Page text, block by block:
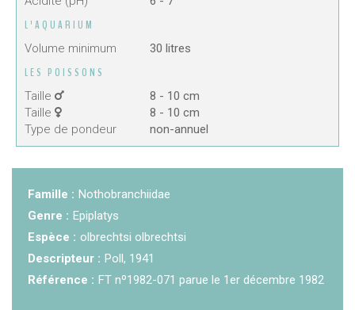
13 sep 2026
CZKA 2026
16-18 oct 2026 APK PORTUGAL :
L'AQUARIUM
Volume minimum 30 litres
LES POISSONS
Taille
8 - 10 cm
Taille
8 - 10 cm
Type de pondeur
non-annuel
Famille : Nothobranchiidae
Genre : Epiplatys
Espèce : olbrechtsi olbrechtsi
Descripteur : Poll, 1941
Référence : FT nº1982-071 parue le 1er décembre 1982